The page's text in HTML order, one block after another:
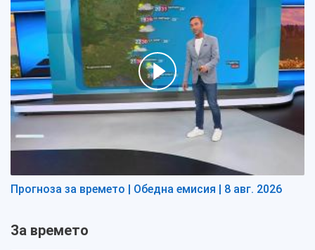
Прогноза за времето | Обедна емисия | 8 авг. 2026
За времето